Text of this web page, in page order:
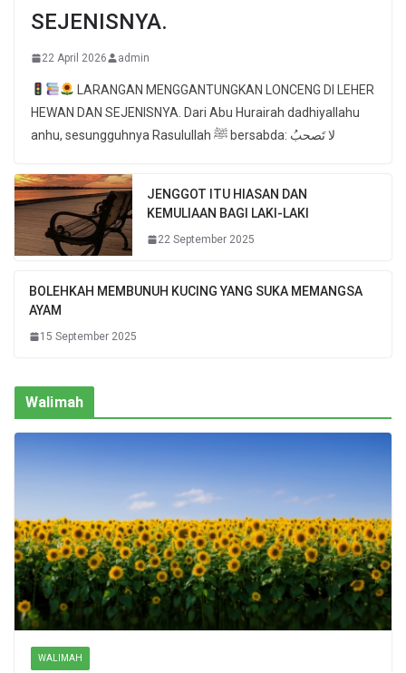
SEJENISNYA.
22 April 2026 admin
LARANGAN MENGGANTUNGKAN LONCENG DI LEHER
HEWAN DAN SEJENISNYA. Dari Abu Hurairah dadhiyallahu
anhu, sesungguhnya Rasulullah ﷺ bersabda: لا تَصحبُ
JENGGOT ITU HIASAN DAN
KEMULIAAN BAGI LAKI-LAKI
22 September 2025
BOLEHKAH MEMBUNUH KUCING YANG SUKA MEMANGSA
AYAM
15 September 2025
Walimah
WALIMAH